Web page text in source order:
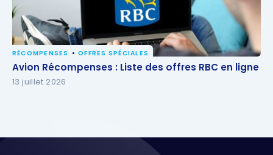
Avion Récompenses : Liste des offres RBC en ligne
RÉCOMPENSES OFFRES SPÉCIALES
Avion Récompenses : Liste des offres RBC en ligne
13 juillet 2026